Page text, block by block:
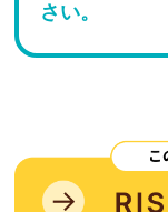
さい。